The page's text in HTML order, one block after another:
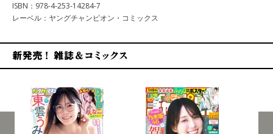
ISBN：978-4-253-14284-7
レーベル：ヤングチャンピオン・コミックス